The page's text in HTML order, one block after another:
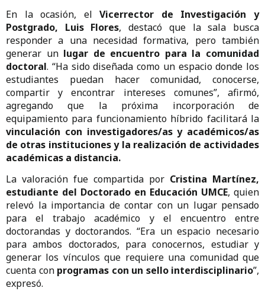
En la ocasión, elVicerrector de Investigación y
Postgrado, Luis Flores, destacó que la sala busca
responder a una necesidad formativa, pero también
generar un lugar de encuentro para la comunidad
doctoral. “Ha sido diseñada como un espacio donde los
estudiantes puedan hacer comunidad, conocerse,
compartir y encontrar intereses comunes”, afirmó,
agregando que la próxima incorporación de
equipamiento para funcionamiento híbrido facilitará la
vinculación con investigadores/as y académicos/as
de otras instituciones y la realización de actividades
académicas a distancia.
La valoración fue compartida por Cristina Martínez,
estudiante del Doctorado en Educación UMCE, quien
relevó la importancia de contar con un lugar pensado
para el trabajo académico y el encuentro entre
doctorandas y doctorandos. “Era un espacio necesario
para ambos doctorados, para conocernos, estudiar y
generar los vínculos que requiere una comunidad que
cuenta con programas con un sello interdisciplinario”,
expresó.